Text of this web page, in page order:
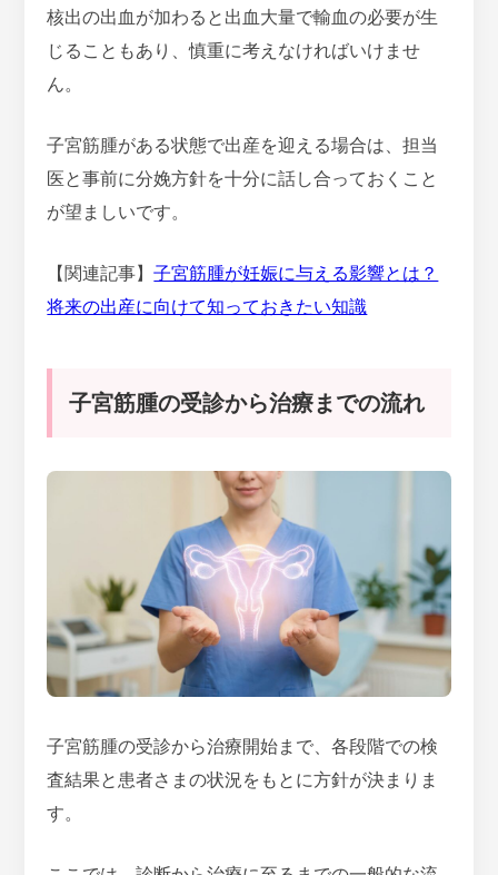
核出の出血が加わると出血大量で輸血の必要が生
じることもあり、慎重に考えなければいけませ
ん。
子宮筋腫がある状態で出産を迎える場合は、担当
医と事前に分娩方針を十分に話し合っておくこと
が望ましいです。
【関連記事】子宮筋腫が妊娠に与える影響とは？
将来の出産に向けて知っておきたい知識
子宮筋腫の受診から治療までの流れ
子宮筋腫の受診から治療開始まで、各段階での検
査結果と患者さまの状況をもとに方針が決まりま
す。